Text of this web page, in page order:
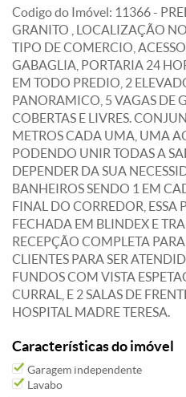
Codigo do Imóvel: 11366 -
GRANITO , LOCALIZAÇÃO
TIPO DE COMERCIO,
GABAGLIA, PORTARIA 24
EM TODO PREDIO, 2
PANORAMICO, 5 VAGAS DE
COBERTAS E LIVRES.
METROS CADA UMA, UMA
PODENDO UNIR TODAS A
DEPENDER DA SUA
BANHEIROS SENDO 1 EM
FINAL DO CORREDOR, ESSA
FECHADA EM BLINDEX E
RECEPÇÃO COMPLETA
CLIENTES PARA SER
FUNDOS COM VISTA
CURRAL, E 2 SALAS DE
HOSPITAL MADRE TERESA.
Características do imóvel
Garagem independente
Lavabo